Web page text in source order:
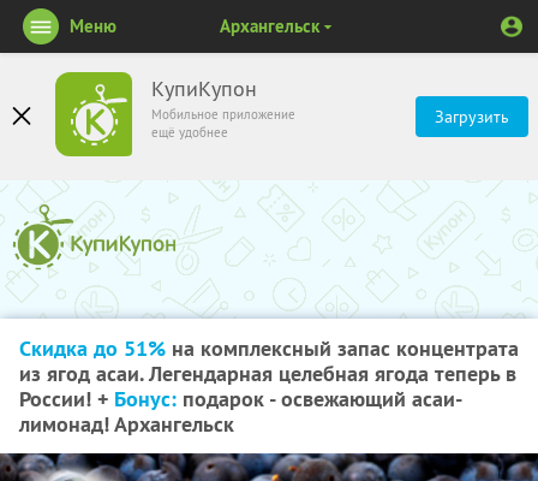
КупиКупон
Мобильное приложение
ещё удобнее
Загрузить
Меню Архангельск
Скидка до 51% на комплексный запас концентрата
из ягод асаи. Легендарная целебная ягода теперь в
России! + Бонус: подарок - освежающий асаи-
лимонад! Архангельск